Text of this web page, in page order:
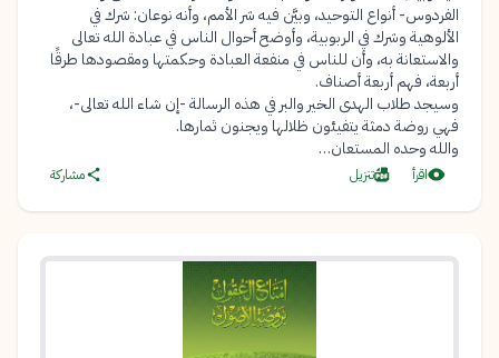
الفردوس- أنواع التوحيد، وبيَّن فيه شر الأمم، وأنه نوعان: شرك في
الألوهية وشرك في الربوبية، وأوضح أحوال الناس في عبادة الله تعالى
والاستعانة به، وأن للناس في منفعة العبادة وحكمتها ومقصودها طرقًا
أربعة، فهم أربعة أصناف.
وسيجد طلاب الهدى الخير والبر في هذه الرسالة -إن شاء الله تعالى-،
فهي روضة دمثة يتفيئون ظلالها ويجنون ثمارها.
والله وحده المستعان…
اقرأ تنزيل مشاركة